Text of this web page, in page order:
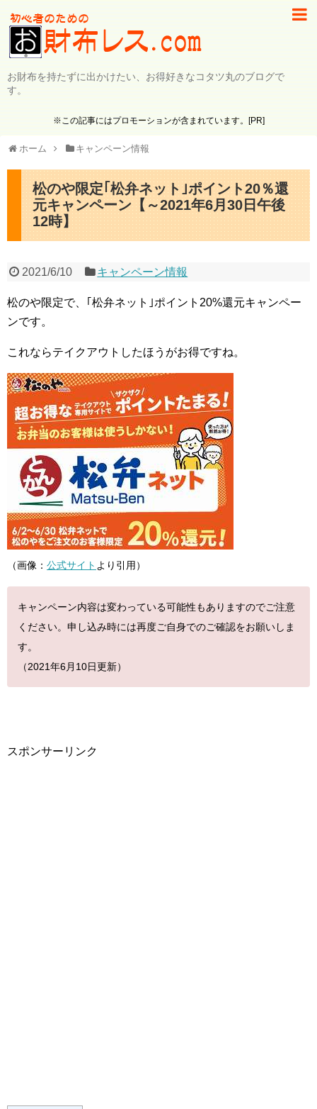
お財布を持たずに出かけたい、お得好きなコタツ丸のブログで
す。
※この記事にはプロモーションが含まれています。[PR]
ホーム キャンペーン情報
松のや限定｢松弁ネット｣ポイント20％還
元キャンペーン【～2021年6月30日午後
12時】
2021/6/10 キャンペーン情報
松のや限定で、｢松弁ネット｣ポイント20%還元キャンペー
ンです。
これならテイクアウトしたほうがお得ですね。
（画像： 公式サイト より引用）
キャンペーン内容は変わっている可能性もありますのでご注意
ください。申し込み時には再度ご自身でのご確認をお願いしま
す。
（2021年6月10日更新）
スポンサーリンク